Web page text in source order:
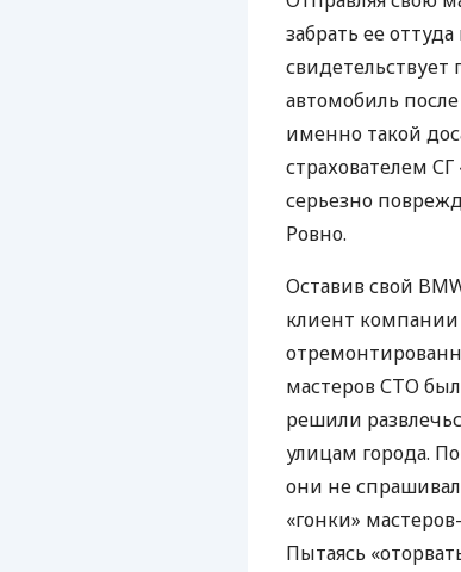
забрать ее
свидетельствует
автомобиль после
именно такой
страхователем
серьезно
Ровно.
Оставив свой
клиент компании
мастеровСТО
решили
улицам города.
они не
«гонки»
Пытаясь